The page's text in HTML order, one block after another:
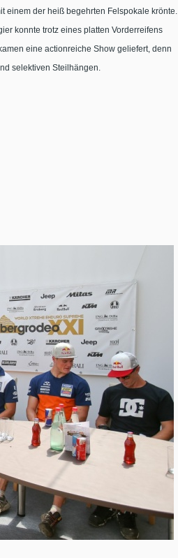
einem der heiß begehrten Felspokale krönte.
konnte trotz eines platten Vorderreifens
eine actionreiche Show geliefert, denn
selektiven Steilhängen.